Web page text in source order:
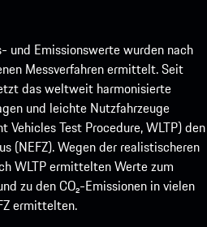
und Emissionswerte wurden nach
Messverfahren ermittelt. Seit
das weltweit harmonisierte
und leichte Nutzfahrzeuge
Test Procedure, WLTP) den
(NEFZ). Wegen der realistischeren
WLTP ermittelten Werte zum
zu den CO₂-Emissionen in vielen
ermittelten.